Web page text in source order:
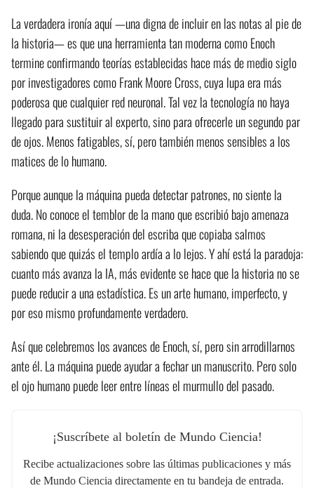
La verdadera ironía aquí —una digna de incluir en las notas al pie de
la historia— es que una herramienta tan moderna como Enoch
termine confirmando teorías establecidas hace más de medio siglo
por investigadores como Frank Moore Cross, cuya lupa era más
poderosa que cualquier red neuronal. Tal vez la tecnología no haya
llegado para sustituir al experto, sino para ofrecerle un segundo par
de ojos. Menos fatigables, sí, pero también menos sensibles a los
matices de lo humano.
Porque aunque la máquina pueda detectar patrones, no siente la
duda. No conoce el temblor de la mano que escribió bajo amenaza
romana, ni la desesperación del escriba que copiaba salmos
sabiendo que quizás el templo ardía a lo lejos. Y ahí está la paradoja:
cuanto más avanza la IA, más evidente se hace que la historia no se
puede reducir a una estadística. Es un arte humano, imperfecto, y
por eso mismo profundamente verdadero.
Así que celebremos los avances de Enoch, sí, pero sin arrodillarnos
ante él. La máquina puede ayudar a fechar un manuscrito. Pero solo
el ojo humano puede leer entre líneas el murmullo del pasado.
¡Suscríbete al boletín de Mundo Ciencia!
Recibe actualizaciones sobre las últimas publicaciones y más
de Mundo Ciencia directamente en tu bandeja de entrada.